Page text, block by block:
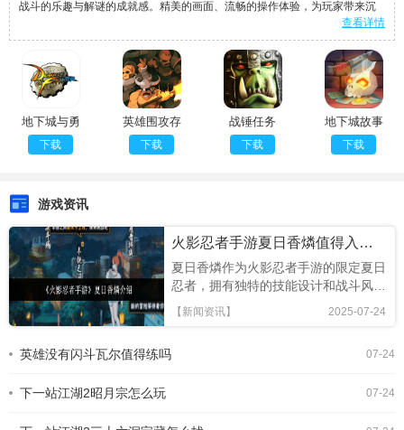
战斗的乐趣与解谜的成就感。精美的画面、流畅的操作体验，为玩家带来沉
查看详情
地下城与勇
士M
下载
英雄围攻存
档版
下载
战锤任务
下载
地下城故事
免广告版
下载
游戏资讯
火影忍者手游夏日香燐值得入手吗
夏日香燐作为火影忍者手游的限定夏日
忍者，拥有独特的技能设计和战斗风
格，本文将从技能解析、连招技巧及竞
技场表现全面评估，助你判断是否值得
基础攻击方面，夏日香燐的普攻为五段
主，具备良好的起手能力，第三段下劈
2025-07-24
【新闻资讯】
07-24
英雄没有闪斗瓦尔值得练吗
07-24
下一站江湖2昭月宗怎么玩